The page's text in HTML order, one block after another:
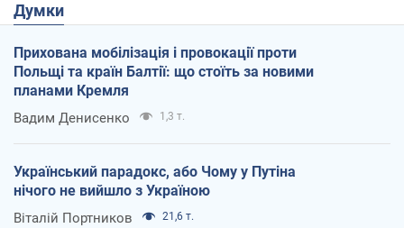
Думки
Прихована мобілізація і провокації проти
Польщі та країн Балтії: що стоїть за новими
планами Кремля
Вадим Денисенко 1,3 т.
Український парадокс, або Чому у Путіна
нічого не вийшло з Україною
Віталій Портников 21,6 т.